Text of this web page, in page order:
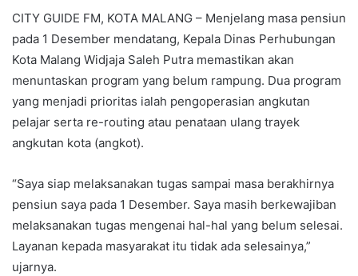
CITY GUIDE FM, KOTA MALANG – Menjelang masa pensiun
pada 1 Desember mendatang, Kepala Dinas Perhubungan
Kota Malang Widjaja Saleh Putra memastikan akan
menuntaskan program yang belum rampung. Dua program
yang menjadi prioritas ialah pengoperasian angkutan
pelajar serta re-routing atau penataan ulang trayek
angkutan kota (angkot).
“Saya siap melaksanakan tugas sampai masa berakhirnya
pensiun saya pada 1 Desember. Saya masih berkewajiban
melaksanakan tugas mengenai hal-hal yang belum selesai.
Layanan kepada masyarakat itu tidak ada selesainya,”
ujarnya.